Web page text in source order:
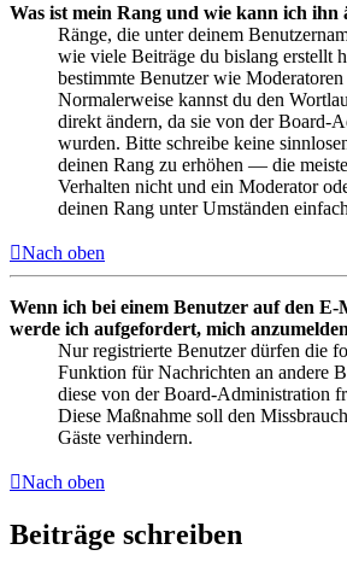
Was ist mein Rang und wie kann ich ihn
Ränge, die unter deinem
wie viele Beiträge du bislang erstellt
bestimmte Benutzer wie
Normalerweise kannst du den
direkt ändern, da sie von der Board-
wurden. Bitte schreibe keine
deinen Rang zu erhöhen — die
Verhalten nicht und ein Moderator
deinen Rang unter Umständen
Nach oben
Wenn ich bei einem Benutzer auf den
werde ich aufgefordert, mich
Nur registrierte Benutzer dürfen die
Funktion für Nachrichten an andere
diese von der Board-Administration
Diese Maßnahme soll den
Gäste verhindern.
Nach oben
Beiträge schreiben